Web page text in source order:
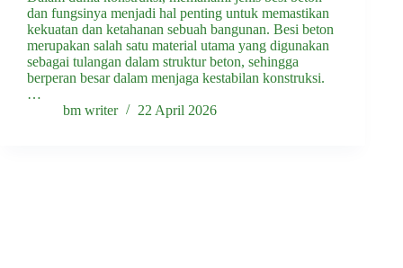
dan fungsinya menjadi hal penting untuk memastikan
kekuatan dan ketahanan sebuah bangunan. Besi beton
merupakan salah satu material utama yang digunakan
sebagai tulangan dalam struktur beton, sehingga
berperan besar dalam menjaga kestabilan konstruksi.
…
bm writer
22 April 2026